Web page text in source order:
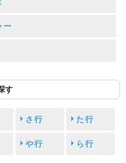
ー
す
さ行 た行
や行 ら行